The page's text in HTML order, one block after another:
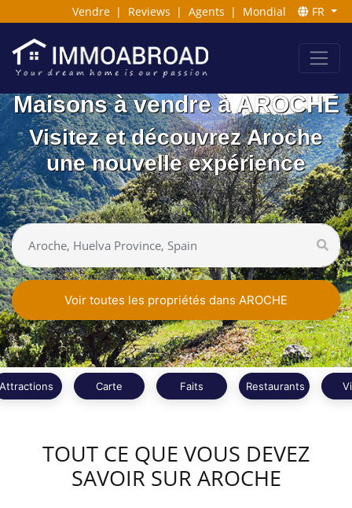
Vendre | Reviews | Agents | Mondial FR
Maisons à vendre à AROCHE
Visitez et découvrez Aroche
une nouvelle expérience
Voir toutes les propriétés dans AROCHE
Attractions Carte Faits Restaurants
TOUT CE QUE VOUS DEVEZ
SAVOIR SUR AROCHE